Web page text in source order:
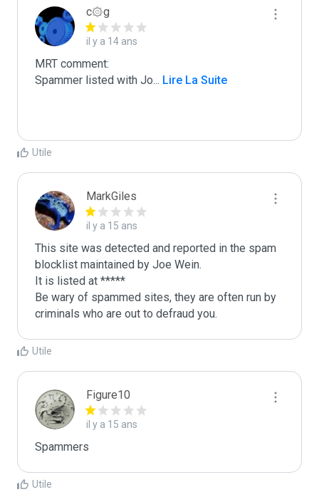
c۞g
il y a 14 ans
MRT comment:
Spammer listed with Jo... Lire La Suite
Utile
MarkGiles
il y a 15 ans
This site was detected and reported in the spam
blocklist maintained by Joe Wein.
It is listed at *****
Be wary of spammed sites, they are often run by
criminals who are out to defraud you.
Utile
Figure10
il y a 15 ans
Spammers
Utile